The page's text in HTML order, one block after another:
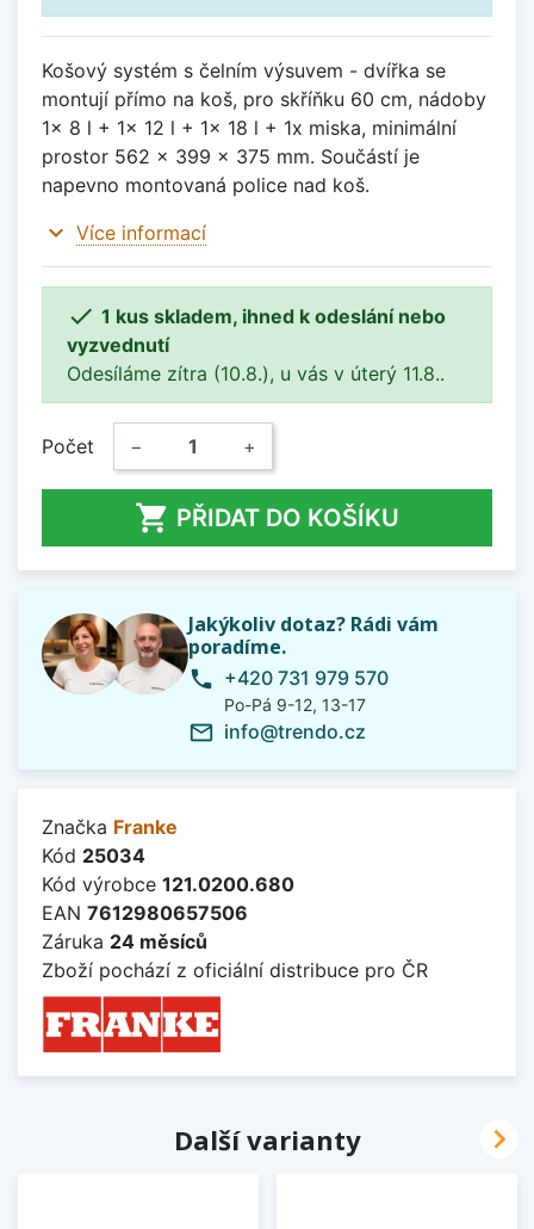
Košový systém s čelním výsuvem - dvířka se
montují přímo na koš, pro skříňku 60 cm, nádoby
1x 8 l + 1x 12 l + 1x 18 l + 1x miska, minimální
prostor 562 x 399 x 375 mm. Součástí je
napevno montovaná police nad koš.
expand_more Více informací
 1 kus skladem, ihned k odeslání nebo
vyzvednutí
Odesíláme zítra (10.8.), u vás v úterý 11.8..
Počet − +
 PŘIDAT DO KOŠÍKU
Jakýkoliv dotaz? Rádi vám
poradíme.
phone +420 731 979 570
Po-Pá 9-12, 13-17
mail_outline info@trendo.cz
Značka Franke
Kód 25034
Kód výrobce 121.0200.680
EAN 7612980657506
Záruka 24 měsíců
Zboží pochází z oficiální distribuce pro ČR
Další varianty 